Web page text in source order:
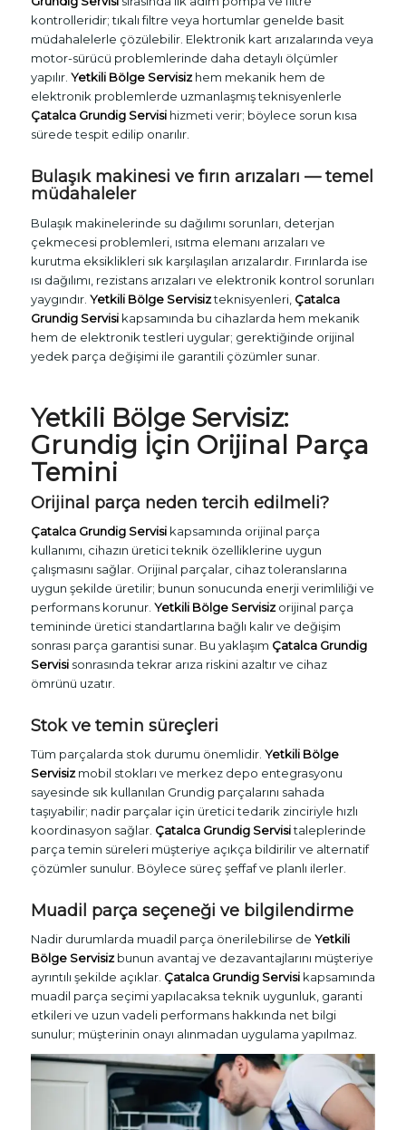
kontrolleridir; tıkalı filtre veya hortumlar genelde basit
müdahalelerle çözülebilir. Elektronik kart arızalarında veya
motor-sürücü problemlerinde daha detaylı ölçümler
yapılır. Yetkili Bölge Servisizhem mekanik hem de
elektronik problemlerde uzmanlaşmış teknisyenlerle
Çatalca Grundig Servisihizmeti verir; böylece sorun kısa
sürede tespit edilip onarılır.
Bulaşık makinesi ve fırın arızaları — temel
müdahaleler
Bulaşık makinelerinde su dağılımı sorunları, deterjan
çekmecesi problemleri, ısıtma elemanı arızaları ve
kurutma eksiklikleri sık karşılaşılan arızalardır. Fırınlarda ise
ısı dağılımı, rezistans arızaları ve elektronik kontrol sorunları
yaygındır. Yetkili Bölge Servisizteknisyenleri, Çatalca
Grundig Servisikapsamında bu cihazlarda hem mekanik
hem de elektronik testleri uygular; gerektiğinde orijinal
yedek parça değişimi ile garantili çözümler sunar.
Yetkili Bölge Servisiz:
Grundig İçin Orijinal Parça
Temini
Orijinal parça neden tercih edilmeli?
Çatalca Grundig Servisikapsamında orijinal parça
kullanımı, cihazın üretici teknik özelliklerine uygun
çalışmasını sağlar. Orijinal parçalar, cihaz toleranslarına
uygun şekilde üretilir; bunun sonucunda enerji verimliliği ve
performans korunur. Yetkili Bölge Servisizorijinal parça
temininde üretici standartlarına bağlı kalır ve değişim
sonrası parça garantisi sunar. Bu yaklaşım Çatalca Grundig
Servisisonrasında tekrar arıza riskini azaltır ve cihaz
ömrünü uzatır.
Stok ve temin süreçleri
Tüm parçalarda stok durumu önemlidir. Yetkili Bölge
Servisizmobil stokları ve merkez depo entegrasyonu
sayesinde sık kullanılan Grundig parçalarını sahada
taşıyabilir; nadir parçalar için üretici tedarik zinciriyle hızlı
koordinasyon sağlar. Çatalca Grundig Servisitaleplerinde
parça temin süreleri müşteriye açıkça bildirilir ve alternatif
çözümler sunulur. Böylece süreç şeffaf ve planlı ilerler.
Muadil parça seçeneği ve bilgilendirme
Nadir durumlarda muadil parça önerilebilirse de Yetkili
Bölge Servisizbunun avantaj ve dezavantajlarını müşteriye
ayrıntılı şekilde açıklar. Çatalca Grundig Servisikapsamında
muadil parça seçimi yapılacaksa teknik uygunluk, garanti
etkileri ve uzun vadeli performans hakkında net bilgi
sunulur; müşterinin onayı alınmadan uygulama yapılmaz.